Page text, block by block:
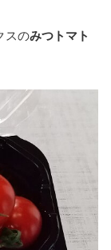
スのみつトマト